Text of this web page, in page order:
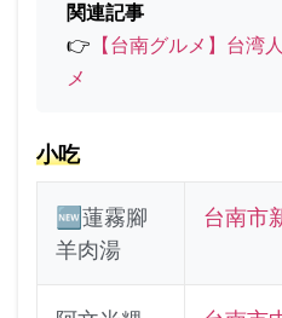
関連記事
👉 【台南グルメ】台湾
メ
小吃
🆕蓮霧腳
羊肉湯
台南市